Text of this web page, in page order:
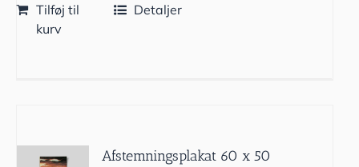
Tilføj til
kurv
Detaljer
Afstemningsplakat 60 x 50